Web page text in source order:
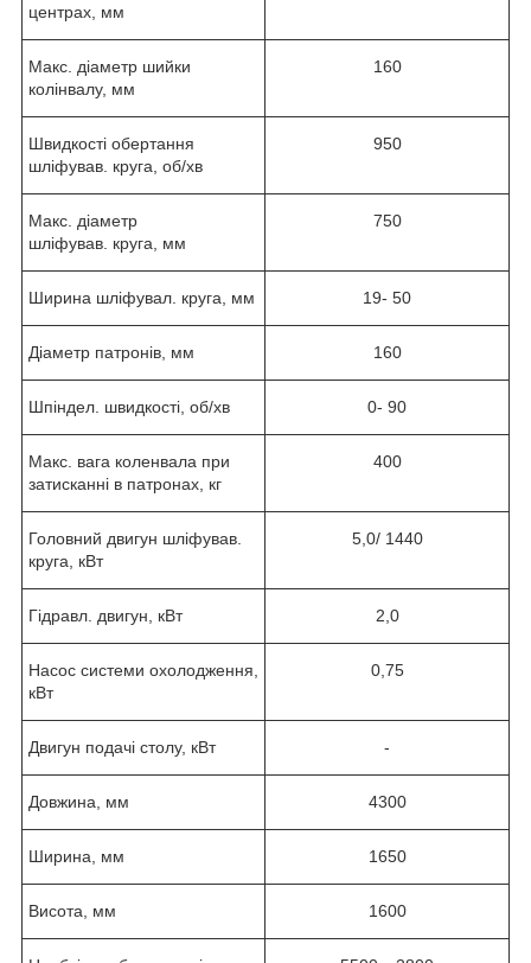
центрах, мм
Макс. діаметр шийки
колінвалу, мм
160
Швидкості обертання
шліфував. круга, об/хв
950
Макс. діаметр
шліфував. круга, мм
750
Ширина шліфувал. круга, мм 19- 50
Діаметр патронів, мм 160
Шпіндел. швидкості, об/хв 0- 90
Макс. вага коленвала при
затисканні в патронах, кг
400
Головний двигун шліфував.
круга, кВт
5,0/ 1440
Гідравл. двигун, кВт 2,0
Насос системи охолодження,
кВт
0,75
Двигун подачі столу, кВт -
Довжина, мм 4300
Ширина, мм 1650
Висота, мм 1600